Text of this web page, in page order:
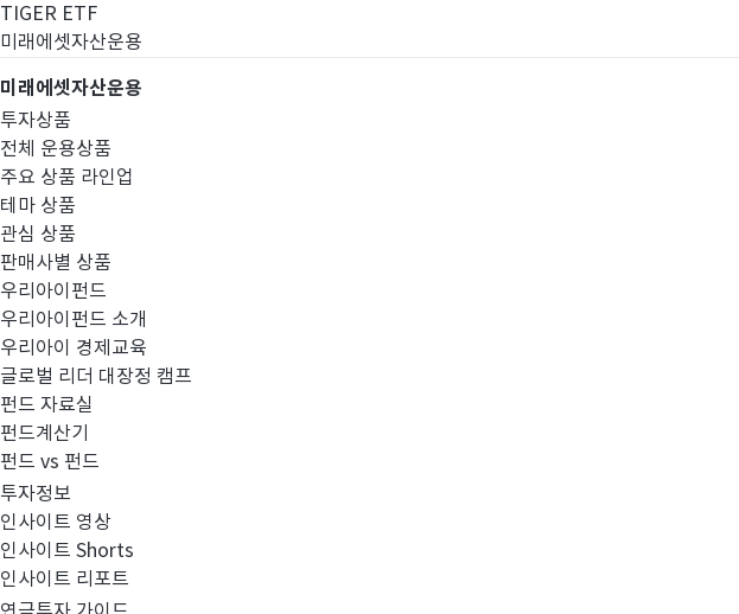
TIGER ETF
미래에셋자산운용
미래에셋자산운용
투자상품
전체 운용상품
주요 상품 라인업
테마 상품
관심 상품
판매사별 상품
우리아이펀드
우리아이펀드 소개
우리아이 경제교육
글로벌 리더 대장정 캠프
펀드 자료실
펀드계산기
펀드 vs 펀드
투자정보
인사이트 영상
인사이트 Shorts
인사이트 리포트
펀드공시
수익자총회 결의 공시의 건